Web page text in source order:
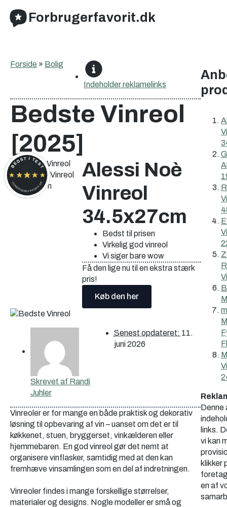
Forbrugerfavorit.dk
Forside » Bolig
Indeholderreklamelinks
Bedste Vinreol
[2025]
BEDST I TEST
FORBRUGERFAVORIT.DK
Alessi Noè
Vinreol
34.5x27cm
Bedst til prisen
Virkelig god vinreol
Vi siger bare wow
Få den lige nu til en ekstra stærk
pris!
Køb den her
Skrevet af Randi
Juhler
Senest opdateret: 11.
juni 2026
Vinreoler er for mange en både praktisk og dekorativ
løsning til opbevaring af vin – uanset om det er til
køkkenet, stuen, bryggerset, vinkælderen eller
hjemmebaren. En god vinreol gør det nemt at
organisere vinflasker, samtidig med at den kan
fremhæve vinsamlingen som en del af indretningen.
Vinreoler findes i mange forskellige størrelser,
materialer og designs. Nogle modeller er små og
Denne
links.
vi kan
klikker
en af